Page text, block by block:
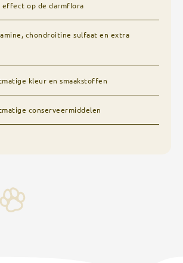
effect op de darmflora
chondroitine sulfaat en extra
kleur en smaakstoffen
conserveermiddelen